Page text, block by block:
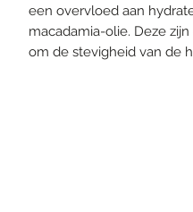
een overvloed aan
macadamia-olie. Deze
om de stevigheid van de